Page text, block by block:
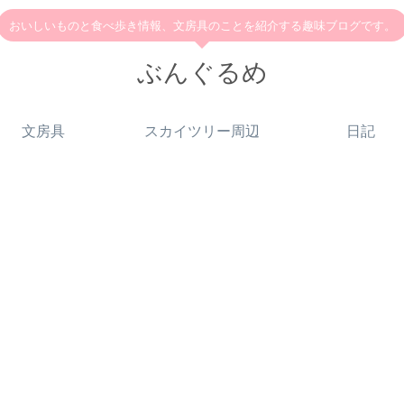
おいしいものと食べ歩き情報、文房具のことを紹介する趣味ブログです。
ぶんぐるめ
文房具 スカイツリー周辺 日記